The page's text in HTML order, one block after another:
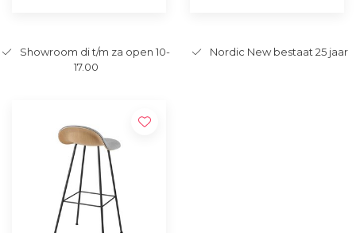
Showroom di t/m za open 10-
17.00
Nordic New bestaat 25 jaar